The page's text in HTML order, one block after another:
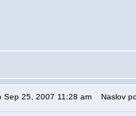
Sep 25, 2007 11:28 am Naslov